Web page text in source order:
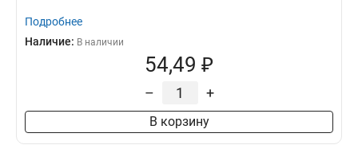
Подробнее
Наличие: В наличии
54,49 ₽
– +
В корзину